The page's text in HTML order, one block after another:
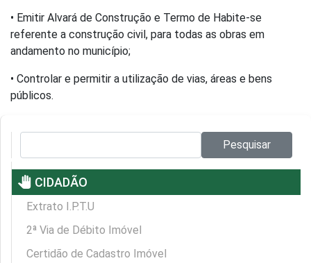
• Emitir Alvará de Construção e Termo de Habite-se
referente a construção civil, para todas as obras em
andamento no município;
• Controlar e permitir a utilização de vias, áreas e bens
públicos.
Pesquisar
pan_tool CIDADÃO
Extrato I.P.T.U
2ª Via de Débito Imóvel
Certidão de Cadastro Imóvel